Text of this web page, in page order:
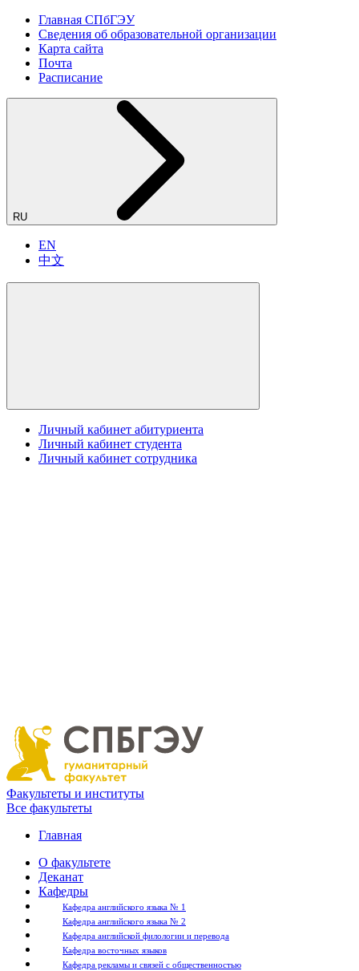
Главная СПбГЭУ
Сведения об образовательной организации
Карта сайта
Почта
Расписание
RU
EN
中文
Личный кабинет абитуриента
Личный кабинет студента
Личный кабинет сотрудника
Факультеты и институты
Все факультеты
Главная
О факультете
Деканат
Кафедры
Кафедра английского языка № 1
Кафедра английского языка № 2
Кафедра английской филологии и перевода
Кафедра восточных языков
Кафедра рекламы и связей с общественностью